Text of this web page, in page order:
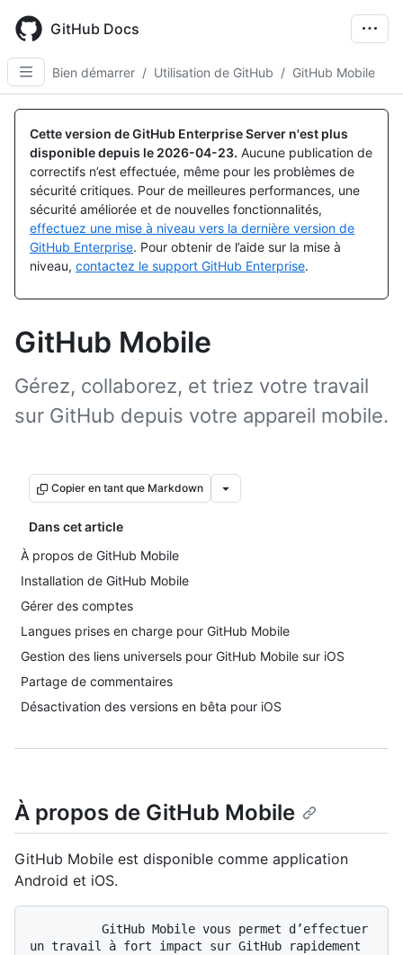
main
content
GitHub Docs
Bien démarrer / Utilisation de GitHub / GitHub Mobile
Cette version de GitHub Enterprise Server n'est plus
disponible depuis le 2026-04-23. Aucune publication de
correctifs n’est effectuée, même pour les problèmes de
sécurité critiques. Pour de meilleures performances, une
sécurité améliorée et de nouvelles fonctionnalités,
effectuez une mise à niveau vers la dernière version de
GitHub Enterprise. Pour obtenir de l’aide sur la mise à
niveau, contactez le support GitHub Enterprise.
GitHub Mobile
Gérez, collaborez, et triez votre travail
sur GitHub depuis votre appareil mobile.
Copier en tant que Markdown
Dans cet article
À propos de GitHub Mobile
Installation de GitHub Mobile
Gérer des comptes
Langues prises en charge pour GitHub Mobile
Gestion des liens universels pour GitHub Mobile sur iOS
Partage de commentaires
Désactivation des versions en bêta pour iOS
À propos de GitHub Mobile
GitHub Mobile est disponible comme application
Android et iOS.
un travail à fort impact sur GitHub rapidement